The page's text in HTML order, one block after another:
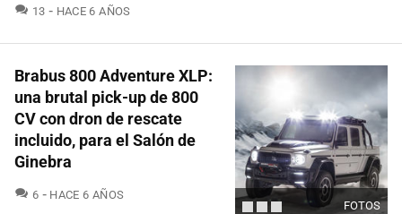
13 COMENTARIOS
HACE 6 AÑOS
FOTOS
Brabus 800 Adventure XLP:
una brutal pick-up de 800
CV con dron de rescate
incluido, para el Salón de
Ginebra
6 COMENTARIOS
HACE 6 AÑOS